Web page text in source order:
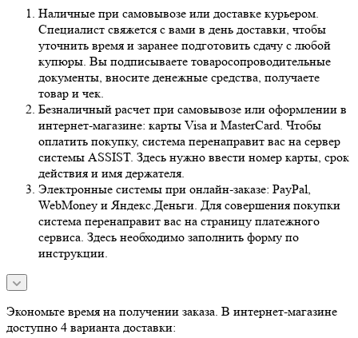
Наличные при самовывозе или доставке курьером.
Специалист свяжется с вами в день доставки, чтобы
уточнить время и заранее подготовить сдачу с любой
купюры. Вы подписываете товаросопроводительные
документы, вносите денежные средства, получаете
товар и чек.
Безналичный расчет при самовывозе или оформлении в
интернет-магазине: карты Visa и MasterCard. Чтобы
оплатить покупку, система перенаправит вас на сервер
системы ASSIST. Здесь нужно ввести номер карты, срок
действия и имя держателя.
Электронные системы при онлайн-заказе: PayPal,
WebMoney и Яндекс.Деньги. Для совершения покупки
система перенаправит вас на страницу платежного
сервиса. Здесь необходимо заполнить форму по
инструкции.
Экономьте время на получении заказа. В интернет-магазине
доступно 4 варианта доставки: